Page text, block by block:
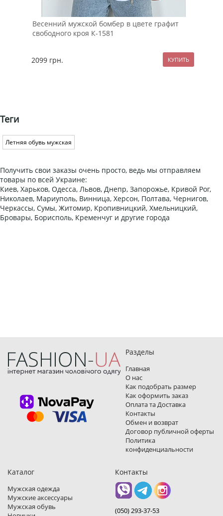
Весенний мужской бомбер в цвете графит
свободного кроя К-1581
2099 грн.
Теги
Летняя обувь мужская
Получить свои заказы очень просто, ведь мы отправляем
товары по всей Украине:
Киев, Харьков, Одесса, Львов, Днепр, Запорожье, Кривой Рог,
Николаев, Мариуполь, Винница, Херсон, Полтава, Чернигов,
Черкассы, Сумы, Житомир, Кропивницкий, Хмельницкий,
Бровары, Борисполь, Кременчуг и другие города
Разделы
Главная
О нас
Как подобрать размер
Как оформить заказ
Оплата та Доставка
Контакты
Обмен и возврат
Договор публичной оферты
Политика
конфиденциальности
Каталог
Мужская одежда
Мужские аксессуары
Мужская обувь
Контакты
(050) 293-37-53